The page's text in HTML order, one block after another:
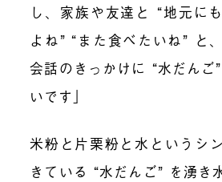
し、家族や友達と “地元に
よね” “また食べたいね” と
会話のきっかけに “水だんご
いです」
米粉と片栗粉と水というシ
きている “水だんご” を湧き